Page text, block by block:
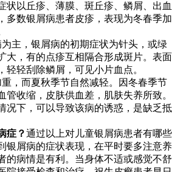
状以丘疹、薄膜、斑丘疹、鳞屑、出血
多数银屑病患者皮疹，表现为冬春季加
主，银屑病的初期症状为针头，或绿
大，有的点疹互相隔合形成斑片。表面
轻轻刮除鳞屑，可见小片血点。
，而夏秋季节自然减轻。因冬春季节
管收缩，皮肤供血差，肌肤失养所致。
况下，可以导致该病的诱惑，是缺乏抵
症？通过以上对儿童银屑病患者有哪些
银屑病的症状表现，在平时要多注意养
的病情是有利。当身体不适或感觉不舒